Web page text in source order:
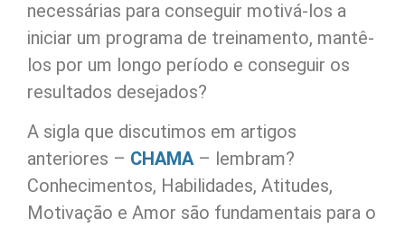
necessárias para conseguir motivá-los a
iniciar um programa de treinamento, mantê-
los por um longo período e conseguir os
resultados desejados?
A sigla que discutimos em artigos
anteriores – CHAMA– lembram?
Conhecimentos, Habilidades, Atitudes,
Motivação e Amor são fundamentais para o